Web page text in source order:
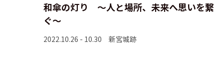
和傘の灯り ～人と場所、未来へ思いを繋
ぐ～
2022.10.26 - 10.30 新宮城跡